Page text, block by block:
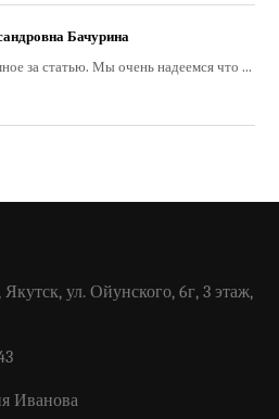
Бачурина
за статью. Мы очень надеемся что ...
ул. Ойунского, 6г, 3 этаж,
Иванова